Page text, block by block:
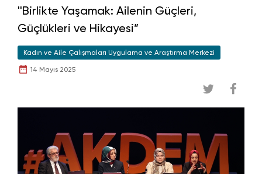
''Birlikte Yaşamak: Ailenin Güçleri,
Güçlükleri ve Hikayesi”
Kadın ve Aile Çalışmaları Uygulama ve Araştırma Merkezi
14 Mayıs 2025